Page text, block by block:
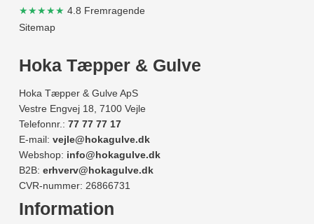
★★★★★ 4.8 Fremragende
Sitemap
Hoka Tæpper & Gulve
Hoka Tæpper & Gulve ApS
Vestre Engvej 18, 7100 Vejle
Telefonnr.: 77 77 77 17
E-mail: vejle@hokagulve.dk
Webshop: info@hokagulve.dk
B2B: erhverv@hokagulve.dk
CVR-nummer: 26866731
Information